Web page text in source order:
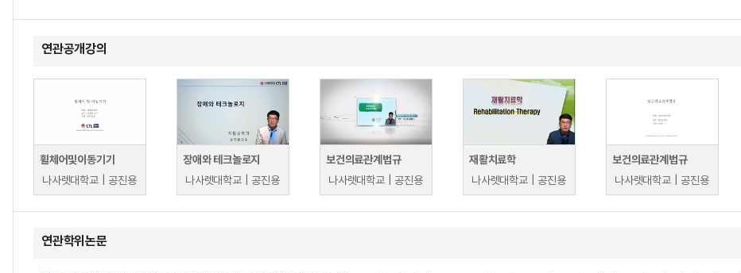
연관공개강의
휠체어및이동기기
나사렛대학교 | 공진용
장애와 테크놀로지
나사렛대학교 | 공진용
보건의료관계법규
나사렛대학교 | 공진용
재활치료학
나사렛대학교 | 공진용
보건의료관계법규
나사렛대학교 | 공진용
연관학위논문